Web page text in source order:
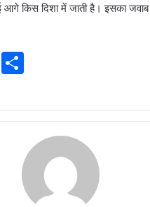
किस दिशा में जाती है। इसका
E
ar
e